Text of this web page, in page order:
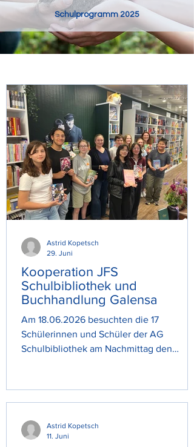
Schulprogramm 2025
Kooperation JFS
Schulbibliothek und
Buchhandlung Galensa
Am 18.06.2026 besuchten die 17
Schülerinnen und Schüler der AG
Schulbibliothek am Nachmittag den
in den Buchhandel. Anschließend durfte
für unsere Schulbibliothek auswählen.
Astrid Kopetsch
29. Juni
Astrid Kopetsch
11. Juni